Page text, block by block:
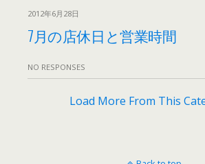
2012年6月28日
7月の店休日と営業時間
NO RESPONSES
Load More From This